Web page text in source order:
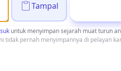
Tampal
untuk menyimpan sejarah muat turun
pernah menyimpannya di pelayan